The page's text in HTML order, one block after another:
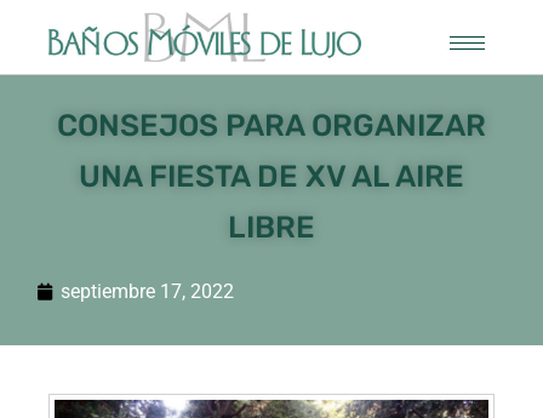
CONSEJOS PARA ORGANIZAR
UNA FIESTA DE XV AL AIRE
LIBRE
septiembre 17, 2022